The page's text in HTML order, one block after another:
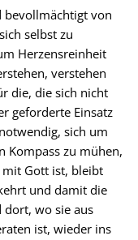
bevollmächtigt von
selbst zu
Herzensreinheit
verstehen
die, die sich nicht
geforderte Einsatz
sich um
Kompass zu mühen,
Gott ist, bleibt
und damit die
wo sie aus
ist, wieder ins